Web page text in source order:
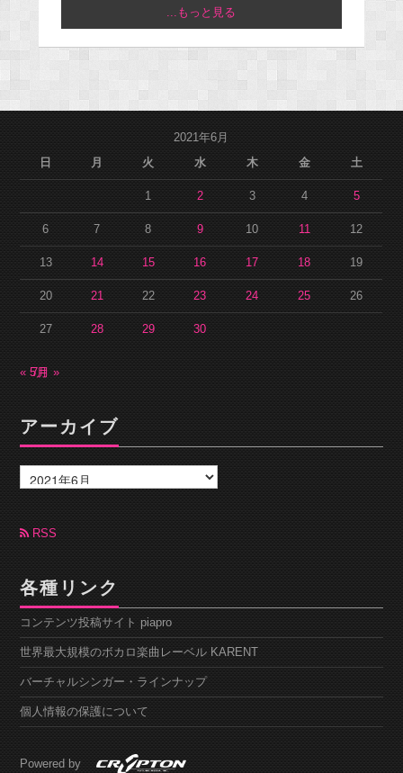
...もっと見る
2021年6月
日
月 火 水 木 金 土
1 2 3 4 5
6 7 8 9 10 11 12
13 14 15 16 17 18 19
20 21 22 23 24 25 26
27 28 29 30
« 5月7月 »
アーカイブ
ー
カ
ブ RSS
各種リンク
コンテンツ投稿サイト piapro
世界最大規模のボカロ楽曲レーベル KARENT
バーチャルシンガー・ラインナップ
個人情報の保護について
Powered by